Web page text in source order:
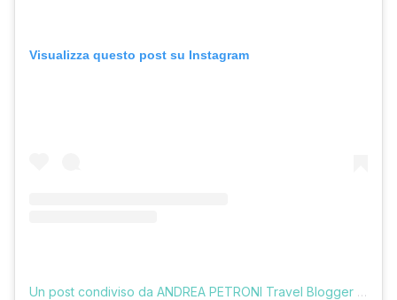
Visualizza questo post su Instagram
Un post condiviso da ANDREA PETRONI Travel Blogger (@vologratis)